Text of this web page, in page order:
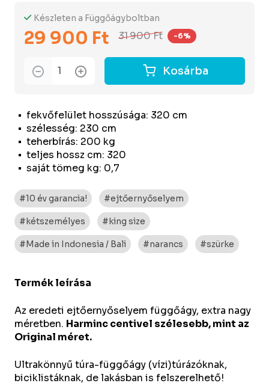
fekvőfelület hosszúsága: 320 cm
szélesség: 230 cm
teherbírás: 200 kg
teljes hossz cm: 320
saját tömeg kg: 0,7
Készleten a Függőágyboltban
29 900 Ft 31 900 Ft -6%
Kosárba
#10 év garancia! #ejtőernyőselyem
#kétszemélyes #king size
#Made in Indonesia / Bali #narancs #szürke
Termék leírása
Az eredeti ejtőernyőselyem függőágy, extra nagy
méretben. Harminc centivel szélesebb, mint az
Original méret.
Ultrakönnyű túra-függőágy (vízi)túrázóknak,
biciklistáknak, de lakásban is felszerelhető!